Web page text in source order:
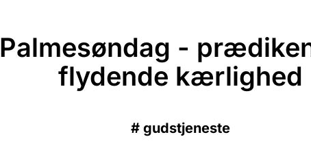
Palmesøndag -
flydende kærlighed
# gudstjeneste